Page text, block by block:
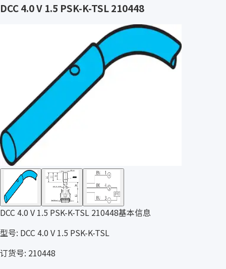
DCC 4.0 V 1.5 PSK-K-TSL 210448
DCC 4.0 V 1.5 PSK-K-TSL 210448基本信息
型号: DCC 4.0 V 1.5 PSK-K-TSL
订货号: 210448